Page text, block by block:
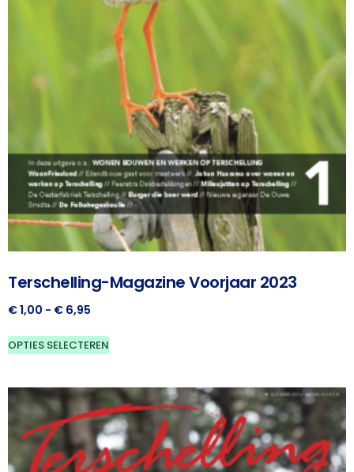
Terschelling-Magazine Voorjaar 2023
€1,00 - € 6,95
OPTIES SELECTEREN